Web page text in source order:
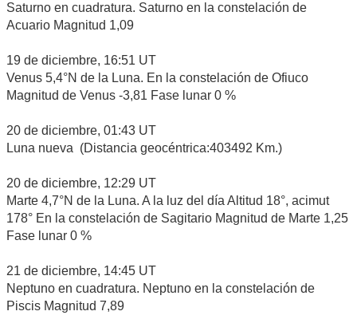
Saturno en cuadratura. Saturno en la constelación de
Acuario Magnitud 1,09
19 de diciembre, 16:51 UT
Venus 5,4°N de la Luna. En la constelación de Ofiuco
Magnitud de Venus -3,81 Fase lunar 0 %
20 de diciembre, 01:43 UT
Luna nueva (Distancia geocéntrica:403492 Km.)
20 de diciembre, 12:29 UT
Marte 4,7°N de la Luna. A la luz del día Altitud 18°, acimut
178° En la constelación de Sagitario Magnitud de Marte 1,25
Fase lunar 0 %
21 de diciembre, 14:45 UT
Neptuno en cuadratura. Neptuno en la constelación de
Piscis Magnitud 7,89